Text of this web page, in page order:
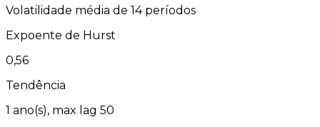
Volatilidade média de 14 períodos
Expoente de Hurst
0,56
Tendência
1 ano(s), max lag 50